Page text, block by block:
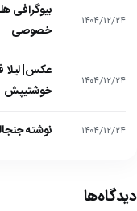
۱۴۰۴/۱۲/۲۴
بیوگرافی
خصوصی
۱۴۰۴/۱۲/۲۴
عکس| لیلا
خوشتیپش
۱۴۰۴/۱۲/۲۴ نوشته
دیدگاه‌ها